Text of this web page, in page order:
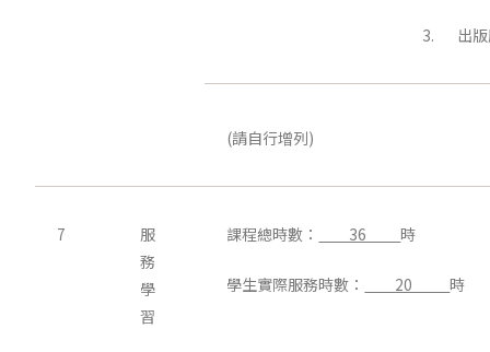
3. 出版
(請自行增列)
7
服
務
學
習
課程總時數： 36 時
學生實際服務時數： 20 時